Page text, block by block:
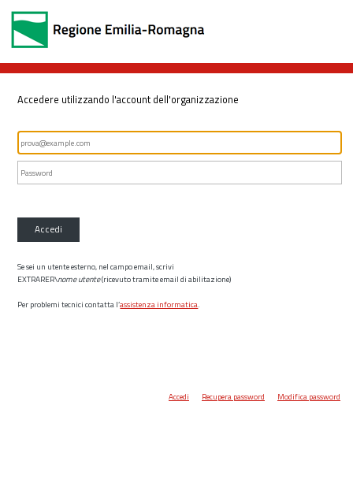
Accedere utilizzando l'account dell'organizzazione
Accedi
Se sei un utente esterno, nel campo email, scrivi
EXTRARER\nome utente(ricevuto tramite email di abilitazione)
Per problemi tecnici contatta l’assistenza informatica.
Accedi Recupera password Modifica password